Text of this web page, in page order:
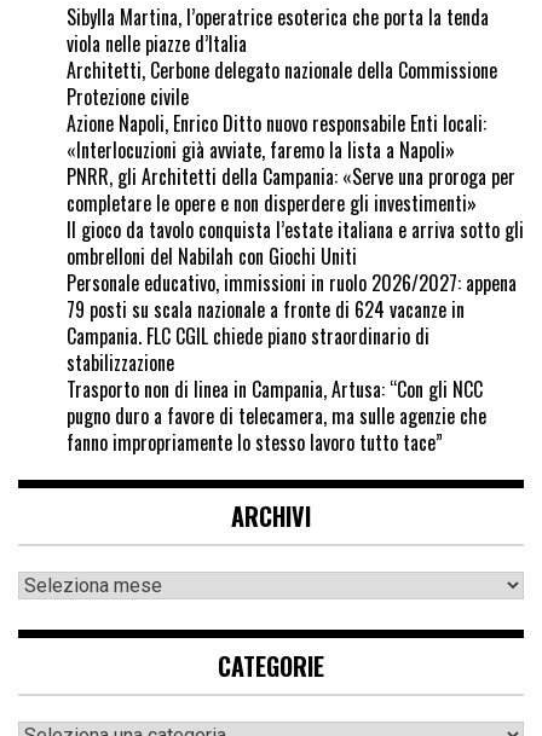
Sibylla Martina, l’operatrice esoterica che porta la tenda
viola nelle piazze d’Italia
Architetti, Cerbone delegato nazionale della Commissione
Protezione civile
Azione Napoli, Enrico Ditto nuovo responsabile Enti locali:
«Interlocuzioni già avviate, faremo la lista a Napoli»
PNRR, gli Architetti della Campania: «Serve una proroga per
completare le opere e non disperdere gli investimenti»
Il gioco da tavolo conquista l’estate italiana e arriva sotto gli
ombrelloni del Nabilah con Giochi Uniti
Personale educativo, immissioni in ruolo 2026/2027: appena
79 posti su scala nazionale a fronte di 624 vacanze in
Campania. FLC CGIL chiede piano straordinario di
stabilizzazione
Trasporto non di linea in Campania, Artusa: “Con gli NCC
pugno duro a favore di telecamera, ma sulle agenzie che
fanno impropriamente lo stesso lavoro tutto tace”
ARCHIVI
CATEGORIE